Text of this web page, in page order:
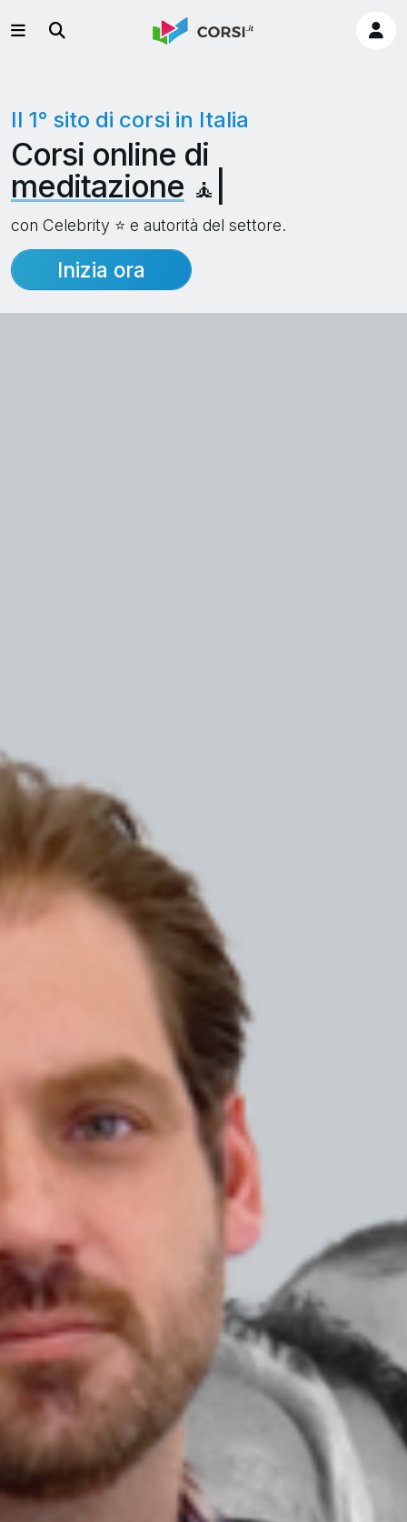
Il 1° sito di corsi in Italia
Corsi online di
psic|
con Celebrity ⭐ e autorità del settore.
Inizia ora